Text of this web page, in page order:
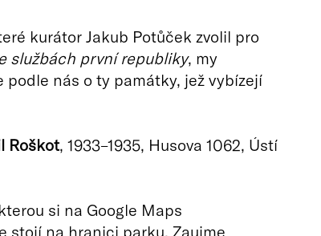
kurátor Jakub Potůček zvolil pro
službách první republiky, my
podle nás o ty památky, jež vybízejí
Roškot, 1933–1935, Husova 1062, Ústí
si na Google Maps
stojí na hranici parku. Zaujme